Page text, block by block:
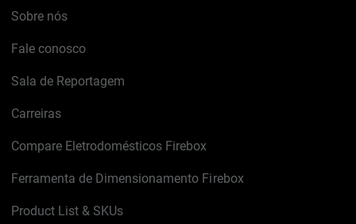
Sobre nós
Fale conosco
Sala de Reportagem
Carreiras
Compare Eletrodomésticos Firebox
Ferramenta de Dimensionamento Firebox
Product List & SKUs